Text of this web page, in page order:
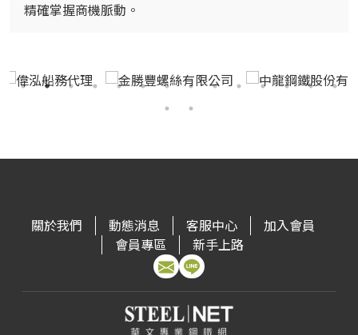
精確掌握商機脈動。
關於我們 動態消息 客服中心
加入會員
會員專區
新手上路